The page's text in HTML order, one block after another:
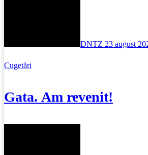
DNTZ 23 august
Cugetări
Gata. Am revenit!